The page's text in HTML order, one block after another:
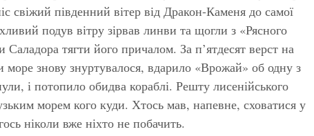
свіжий південний вітер від Дракон-Каменя до самої
подув вітру зірвав линви та щогли з «Рясного
тягти його причалом. За п’ятдесят верст на
море знову знуртувалося, вдарило «Врожай» об одну з
і потопило обидва кораблі. Решту лисенійського
морем кого куди. Хтось мав, напевне, сховатися у
ніколи вже ніхто не побачить.